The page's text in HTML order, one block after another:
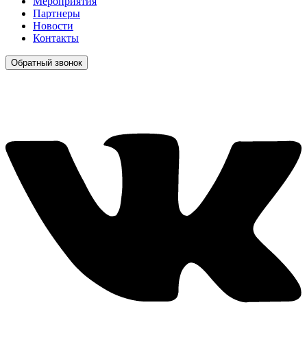
Партнеры
Новости
Контакты
Обратный звонок